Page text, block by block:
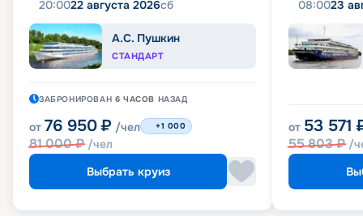
20:0022 августа 2026сб
А.С. Пушкин
СТАНДАРТ
ЗАБРОНИРОВАН 6 ЧАСОВ НАЗАД
от 76 950 ₽ /чел
81 000₽ /чел
+1 000
Выбрать круиз
08:0023
от 53 571
55 803₽ /